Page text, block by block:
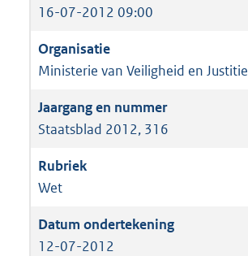
16-07-2012 09:00
Ministerie van Veiligheid en Justitie
Staatsblad 2012, 316
Wet
12-07-2012